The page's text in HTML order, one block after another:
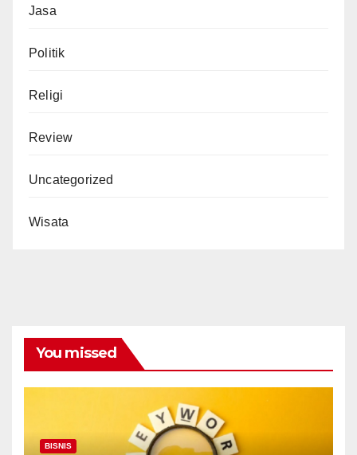
Jasa
Politik
Religi
Review
Uncategorized
Wisata
You missed
BISNIS